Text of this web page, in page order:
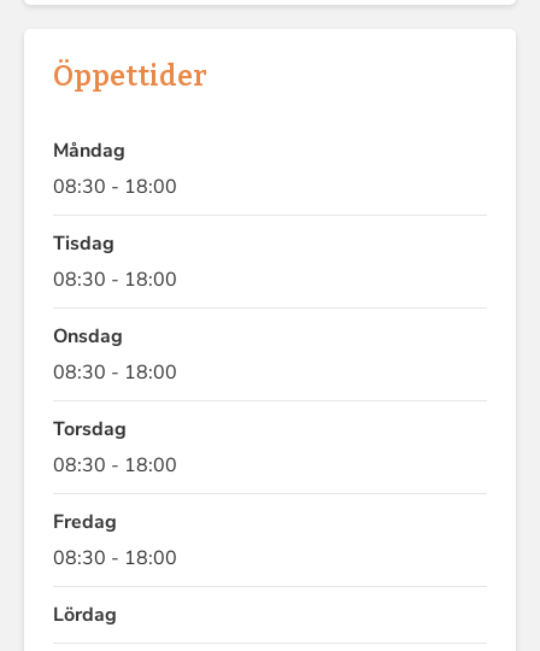
Öppettider
Måndag
08:30 - 18:00
Tisdag
08:30 - 18:00
Onsdag
08:30 - 18:00
Torsdag
08:30 - 18:00
Fredag
08:30 - 18:00
Lördag